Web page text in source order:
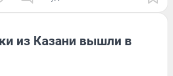
из Казани вышли в